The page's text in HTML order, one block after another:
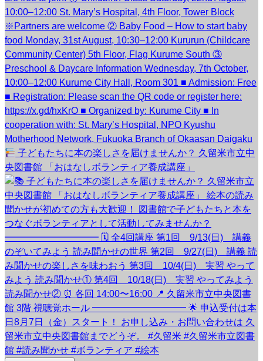
子どもたちに本の楽しさを届けませんか？ 久留米市立中
央図書館 「おはなしボランティア養成講座」